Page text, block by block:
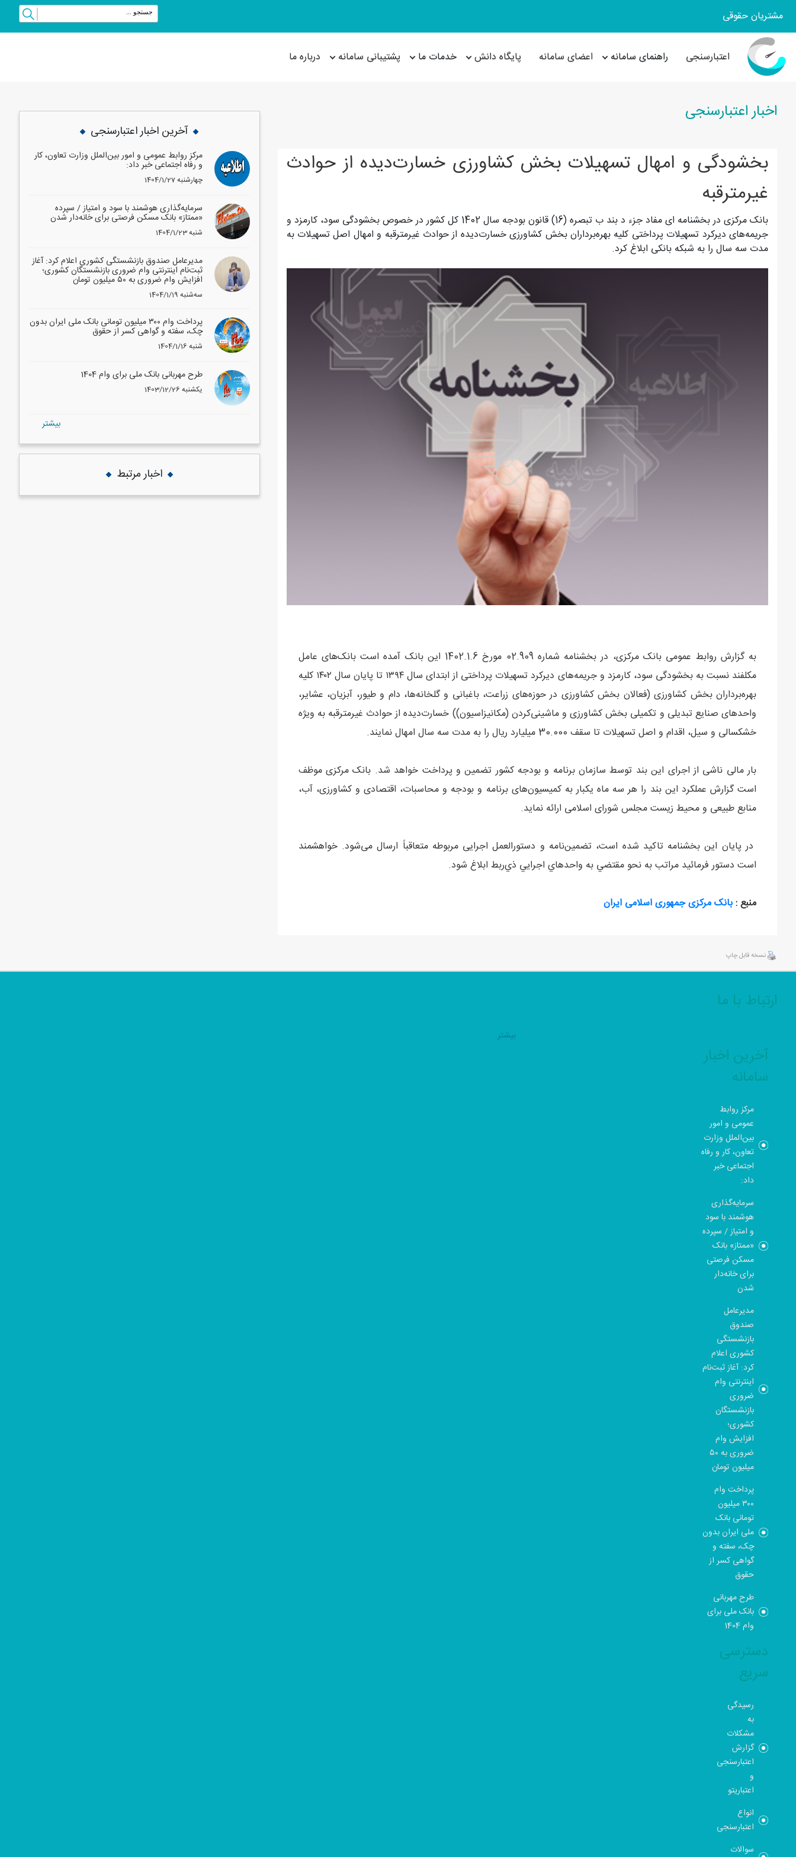
مشتریان حقوقی
اعتبارسنجی راهنمای سامانه اعضای سامانه پایگاه دانش خدمات ما پشتیبانی سامانه درباره ما
اخبار اعتبارسنجی
بخشودگی و امهال تسهیلات بخش کشاورزی خسارت‌دیده از حوادث
غیرمترقبه
بانک مرکزی در بخشنامه ای مفاد جزء د بند ب تبصره (16) قانون بودجه سال 1402 کل کشور در خصوص بخشودگی سود، کارمزد و
جریمه‌های دیرکرد تسهیلات پرداختی کلیه بهره‌برداران بخش کشاورزی خسارت‌دیده از حوادث غیرمترقبه و امهال اصل تسهیلات به
مدت سه سال را به شبکه بانکی ابلاغ کرد.
به گزارش روابط عمومی بانک مرکزی، در بخشنامه شماره 02.909 مورخ 1402.1.6 این بانک آمده است بانک‌های عامل
مکلفند نسبت به بخشودگی سود، کارمزد و جریمه‌های دیرکرد تسهیلات پرداختی از ابتدای سال ۱۳۹۴ تا پایان سال ۱۴۰۲ کلیه
بهره‌برداران بخش کشاورزی (فعالان بخش کشاورزی در حوزه‌های زراعت، باغبانی و گلخانه‌ها، دام و طیور، آبزیان، عشایر،
واحدهای صنایع تبدیلی و تکمیلی بخش کشاورزی و ماشینی‌کردن (مکانیزاسیون)) خسارت‌دیده از حوادث غیرمترقبه به ویژه
خشکسالی و سیل، اقدام و اصل تسهیلات تا سقف 30.000 میلیارد ریال را به مدت سه سال امهال نمایند.
بار مالی ناشی از اجرای این بند توسط سازمان برنامه و بودجه کشور تضمین و پرداخت خواهد شد. بانک مرکزی موظف
است گزارش عملکرد این بند را هر سه ماه یکبار به کمیسیون‌های برنامه و بودجه و محاسبات، اقتصادی و کشاورزی، آب،
منابع طبیعی و محیط زیست مجلس شورای اسلامی ارائه نماید.
در پایان این بخشنامه تاکید شده است، تضمین‌نامه و دستورالعمل اجرایی مربوطه متعاقباً ارسال می‌شود. خواهشمند
است دستور فرمائيد مراتب به نحو مقتضي به واحدهاي اجرايي ذي‌ربط ابلاغ شود.‏‏‏‏‏‏
منبع :بانک مرکزی جمهوری اسلامی ایران
نسخه قابل چاپ
Next
آخرین اخبار اعتبارسنجی
مرکز روابط عمومی و امور بین‌الملل وزارت تعاون، کار
و رفاه اجتماعی خبر داد:
1404/1/27 چهارشنبه
سرمایه‌گذاری هوشمند با سود و امتیاز / سپرده
«ممتاز» بانک مسکن فرصتی برای خانه‌دار شدن
1404/1/23 شنبه
مدیرعامل صندوق بازنشستگی کشوری اعلام کرد: آغاز
ثبت‌نام اینترنتی وام ضروری بازنشستگان کشوری؛
افزایش وام ضروری به ۵۰ میلیون تومان
1404/1/19 سه‌شنبه
پرداخت وام ۳۰۰ میلیون تومانی بانک ملی ایران بدون
چک، سفته و گواهی کسر از حقوق
1404/1/16 شنبه
طرح مهربانی بانک ملی برای وام 1404
1403/12/26 یکشنبه
بيشتر
اخبار مرتبط
ارتباط با ما
بيشتر
آخرین اخبار
سامانه
مرکز روابط
عمومی و امور
بین‌الملل وزارت
تعاون، کار و رفاه
اجتماعی خبر
داد:
سرمایه‌گذاری
هوشمند با سود
و امتیاز / سپرده
«ممتاز» بانک
مسکن فرصتی
برای خانه‌دار
شدن
مدیرعامل
صندوق
بازنشستگی
کشوری اعلام
کرد: آغاز ثبت‌نام
اینترنتی وام
ضروری
بازنشستگان
کشوری؛
افزایش وام
ضروری به ۵۰
میلیون تومان
پرداخت وام
۳۰۰ میلیون
تومانی بانک
ملی ایران بدون
چک، سفته و
گواهی کسر از
حقوق
طرح مهربانی
بانک ملی برای
وام 1404
دسترسی
سریع
رسیدگی
به
مشکلات
گزارش
اعتبارسنجی
و
اعتباریتو
انواع
اعتبارسنجی
سوالات